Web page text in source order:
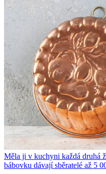
Měla ji v kuchyni každá druhá
bábovku dávají sběratelé až 5